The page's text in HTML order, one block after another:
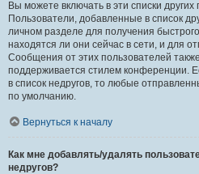
Вы можете включать в эти списки
Пользователи, добавленные в список
личном разделе для получения
находятся ли они сейчас в сети, и для
Сообщения от этих пользователей
поддерживается стилем конференции.
в список недругов, то любые
по умолчанию.
Вернуться к началу
Как мне добавлять/удалять
недругов?